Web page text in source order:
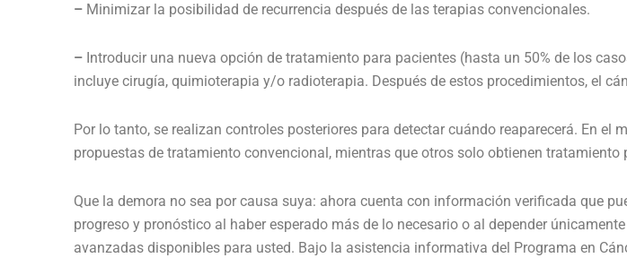
– Minimizar la posibilidad de recurrencia después de las terapias convencionales.
– Introducir una nueva opción de tratamiento para pacientes (hasta un 50% de los
incluye cirugía, quimioterapia y/o radioterapia. Después de estos procedimientos, el
Por lo tanto, se realizan controles posteriores para detectar cuándo reaparecerá. En
propuestas de tratamiento convencional, mientras que otros solo obtienen tratamiento
Que la demora no sea por causa suya: ahora cuenta con información verificada que
progreso y pronóstico al haber esperado más de lo necesario o al depender
avanzadas disponibles para usted. Bajo la asistencia informativa del Programa en